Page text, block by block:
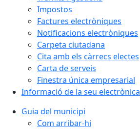
Impostos
Factures electròniques
Notificacions electròniques
Carpeta ciutadana
Cita amb els càrrecs electes
Carta de serveis
Finestra única empresarial
Informació de la seu electrònica
Guia del municipi
Com arribar-hi